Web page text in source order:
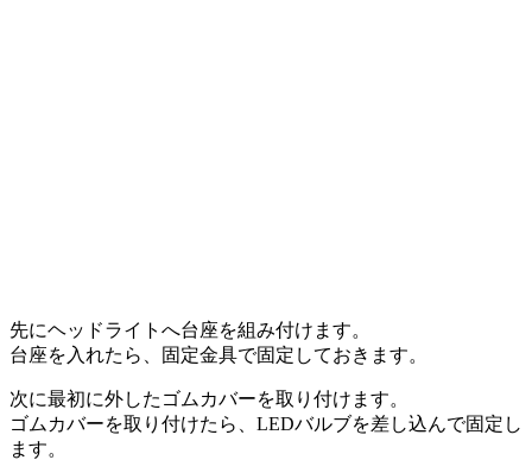
先にヘッドライトへ台座を組み付けます。
台座を入れたら、固定金具で固定しておきます。
次に最初に外したゴムカバーを取り付けます。
ゴムカバーを取り付けたら、LEDバルブを差し込んで固定し
ます。